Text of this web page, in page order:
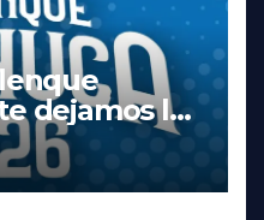
dejamos la
las